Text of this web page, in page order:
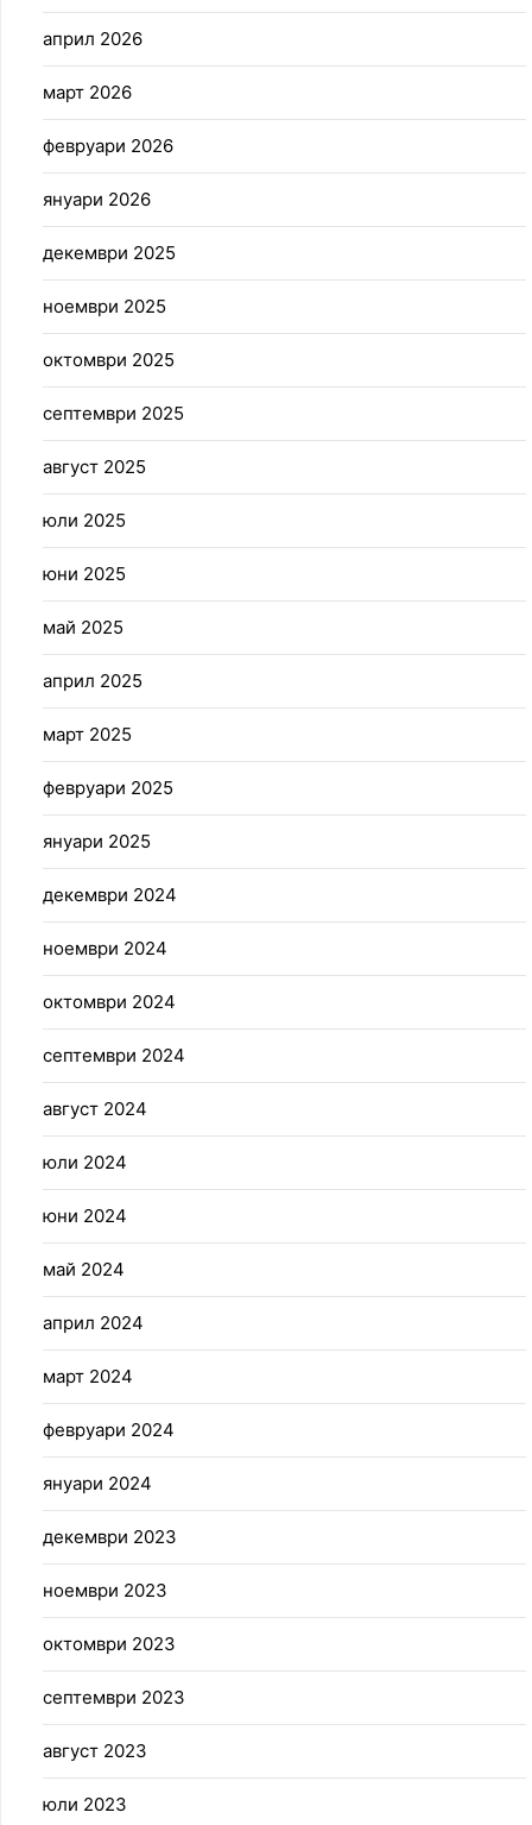
април 2026
март 2026
февруари 2026
януари 2026
декември 2025
ноември 2025
октомври 2025
септември 2025
август 2025
юли 2025
юни 2025
май 2025
април 2025
март 2025
февруари 2025
януари 2025
декември 2024
ноември 2024
октомври 2024
септември 2024
август 2024
юли 2024
юни 2024
май 2024
април 2024
март 2024
февруари 2024
януари 2024
декември 2023
ноември 2023
октомври 2023
септември 2023
август 2023
юли 2023